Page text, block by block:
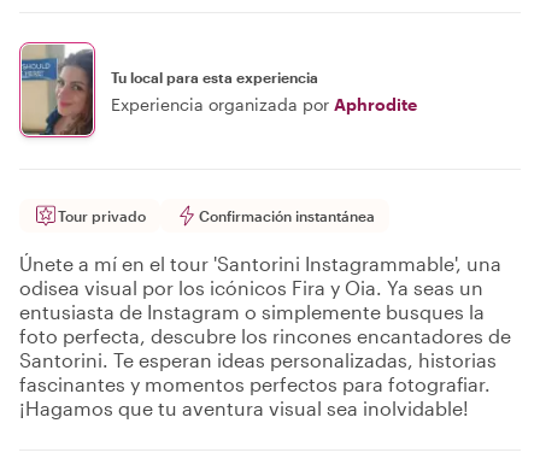
Tu local para esta experiencia
Experiencia organizada por Aphrodite
Tour privado Confirmación instantánea
Únete a mí en el tour 'Santorini Instagrammable', una
odisea visual por los icónicos Fira y Oia. Ya seas un
entusiasta de Instagram o simplemente busques la
foto perfecta, descubre los rincones encantadores de
Santorini. Te esperan ideas personalizadas, historias
fascinantes y momentos perfectos para fotografiar.
¡Hagamos que tu aventura visual sea inolvidable!